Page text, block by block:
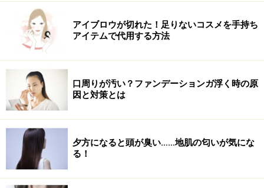
キリしますよ。
リンク： 体の中からきれいになる手作りジュース [ビューティティップス] All About
執筆ガイド 油川 ヨウコ
自家製インスタント！ ねぎ生姜味噌スープ
葱と生姜がしっかり身体を温めてくれる、ねぎ味噌スー
プ。かつおぶしを入れれば、より旨味がアップ。簡単だ
けど美味しい自家製インスタントスープは朝食にもおす
アイブロウが切れた！足りないコスメを手持ち
アイテムで代用する方法
口周りが汚い？ファンデーションガ浮く時の原
因と対策とは
夕方になると頭が臭い……地肌の匂いが気にな
る！